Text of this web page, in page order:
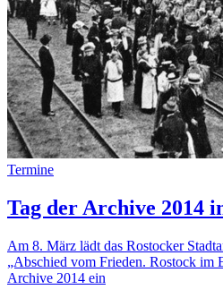
Termine
Tag der Archive 2014
Am 8. März lädt das Rostocker
„Abschied vom Frieden. Rostock im
Archive 2014 ein